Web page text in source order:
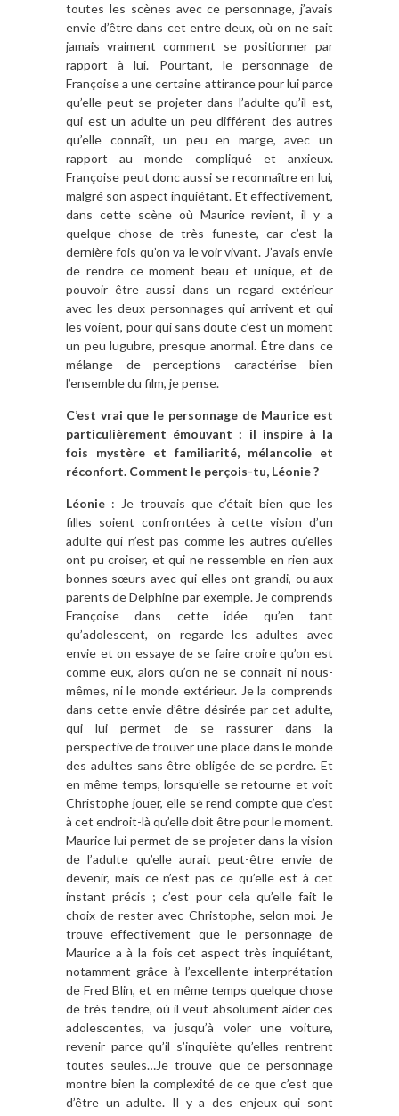
toutes les scènes avec ce personnage, j’avais
envie d’être dans cet entre deux, où on ne sait
jamais vraiment comment se positionner par
rapport à lui. Pourtant, le personnage de
Françoise a une certaine attirance pour lui parce
qu’elle peut se projeter dans l’adulte qu’il est,
qui est un adulte un peu différent des autres
qu’elle connaît, un peu en marge, avec un
rapport au monde compliqué et anxieux.
Françoise peut donc aussi se reconnaître en lui,
malgré son aspect inquiétant. Et effectivement,
dans cette scène où Maurice revient, il y a
quelque chose de très funeste, car c’est la
dernière fois qu’on va le voir vivant. J’avais envie
de rendre ce moment beau et unique, et de
pouvoir être aussi dans un regard extérieur
avec les deux personnages qui arrivent et qui
les voient, pour qui sans doute c’est un moment
un peu lugubre, presque anormal. Être dans ce
mélange de perceptions caractérise bien
l’ensemble du film, je pense.
C’est vrai que le personnage de Maurice est
particulièrement émouvant : il inspire à la
fois mystère et familiarité, mélancolie et
réconfort. Comment le perçois-tu, Léonie ?
Léonie : Je trouvais que c’était bien que les
filles soient confrontées à cette vision d’un
adulte qui n’est pas comme les autres qu’elles
ont pu croiser, et qui ne ressemble en rien aux
bonnes sœurs avec qui elles ont grandi, ou aux
parents de Delphine par exemple. Je comprends
Françoise dans cette idée qu’en tant
qu’adolescent, on regarde les adultes avec
envie et on essaye de se faire croire qu’on est
comme eux, alors qu’on ne se connait ni nous-
mêmes, ni le monde extérieur. Je la comprends
dans cette envie d’être désirée par cet adulte,
qui lui permet de se rassurer dans la
perspective de trouver une place dans le monde
des adultes sans être obligée de se perdre. Et
en même temps, lorsqu’elle se retourne et voit
Christophe jouer, elle se rend compte que c’est
à cet endroit-là qu’elle doit être pour le moment.
Maurice lui permet de se projeter dans la vision
de l’adulte qu’elle aurait peut-être envie de
devenir, mais ce n’est pas ce qu’elle est à cet
instant précis ; c’est pour cela qu’elle fait le
choix de rester avec Christophe, selon moi. Je
trouve effectivement que le personnage de
Maurice a à la fois cet aspect très inquiétant,
notamment grâce à l’excellente interprétation
de Fred Blin, et en même temps quelque chose
de très tendre, où il veut absolument aider ces
adolescentes, va jusqu’à voler une voiture,
revenir parce qu’il s’inquiète qu’elles rentrent
toutes seules…Je trouve que ce personnage
montre bien la complexité de ce que c’est que
d’être un adulte. Il y a des enjeux qui sont